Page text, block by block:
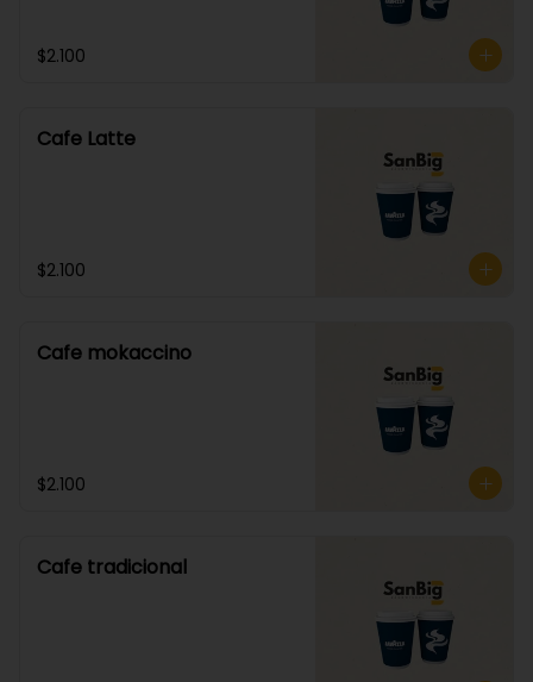
$2.100
Cafe Latte
$2.100
Cafe mokaccino
$2.100
Cafe tradicional